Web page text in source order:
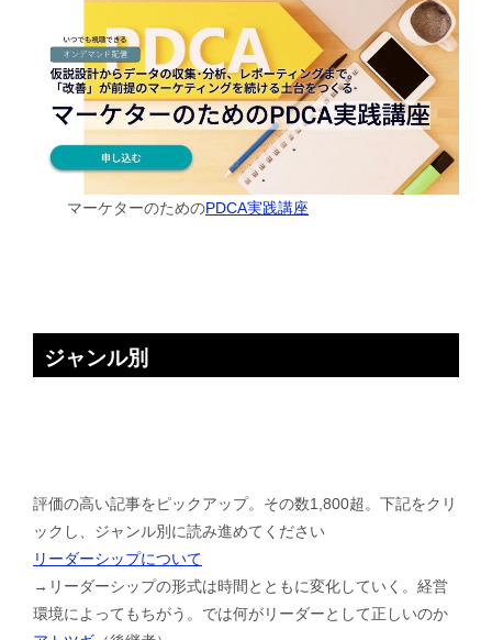
マーケターのためのPDCA実践講座
ジャンル別
評価の高い記事をピックアップ。その数1,800超。下記をクリ
ックし、ジャンル別に読み進めてください
リーダーシップについて
→リーダーシップの形式は時間とともに変化していく。経営
環境によってもちがう。では何がリーダーとして正しいのか